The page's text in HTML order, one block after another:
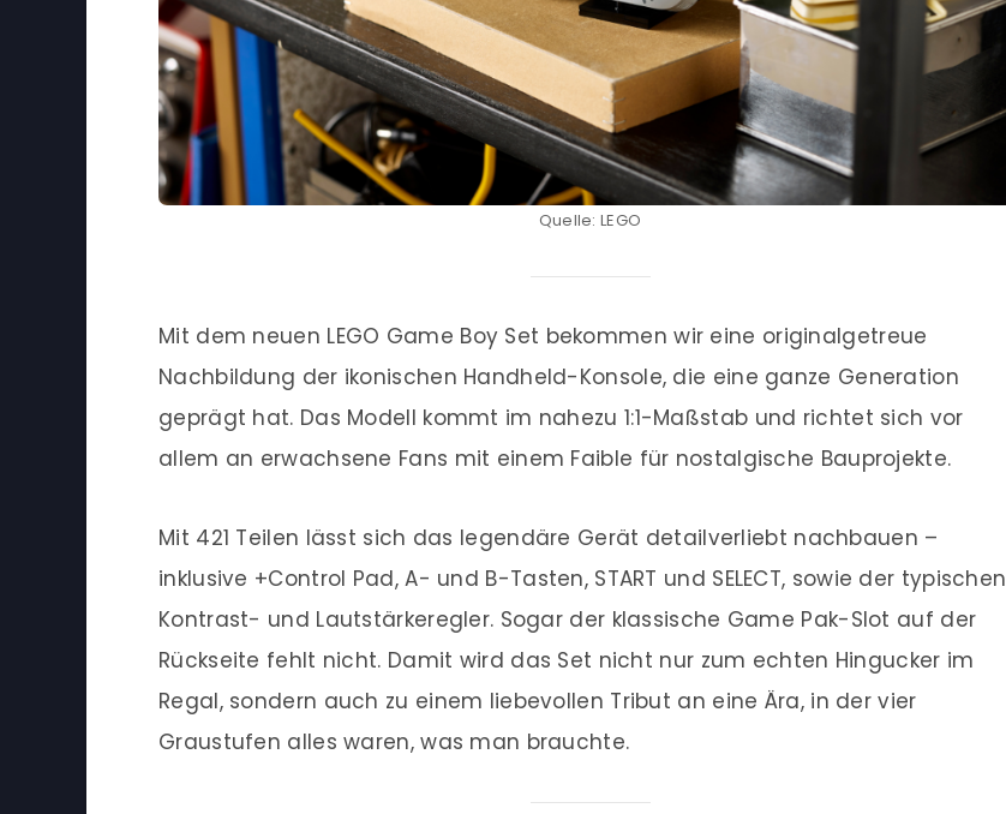
Quelle: LEGO
Mit dem neuen LEGO Game Boy Set bekommen wir eine originalgetreue
Nachbildung der ikonischen Handheld-Konsole, die eine ganze Generation
geprägt hat. Das Modell kommt im nahezu 1:1-Maßstab und richtet sich vor
allem an erwachsene Fans mit einem Faible für nostalgische Bauprojekte.
Mit 421 Teilen lässt sich das legendäre Gerät detailverliebt nachbauen –
inklusive +Control Pad, A- und B-Tasten, START und SELECT, sowie der typischen
Kontrast- und Lautstärkeregler. Sogar der klassische Game Pak-Slot auf der
Rückseite fehlt nicht. Damit wird das Set nicht nur zum echten Hingucker im
Regal, sondern auch zu einem liebevollen Tribut an eine Ära, in der vier
Graustufen alles waren, was man brauchte.